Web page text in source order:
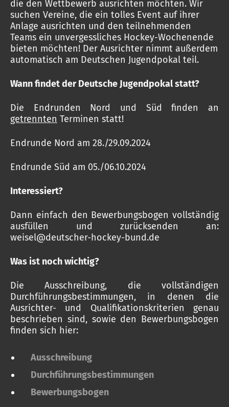
die den Wettbewerb ausrichten möchten. Wir
suchen Vereine, die ein tolles Event auf ihrer
Anlage ausrichten und den teilnehmenden
Teams ein unvergessliches Hockey-Wochenende
bieten möchten! Der Ausrichter nimmt außerdem
automatisch am Deutschen Jugendpokal teil.
Wann findet der Deutsche Jugendpokal statt?
Die Endrunden Nord und Süd finden an
getrennten Terminen statt!
Endrunde Nord am 28./29.09.2024
Endrunde Süd am 05./06.10.2024
Interessiert?
Dann einfach den Bewerbungsbogen vollständig
ausfüllen und zurücksenden an:
weisel@deutscher-hockey-bund.de
Was ist noch wichtig?
Die Ausschreibung, die vollständigen
Durchführungsbestimmungen, in denen die
Ausrichter- und Qualifikationskriterien genau
beschrieben sind, sowie den Bewerbungsbogen
finden sich hier:
Ausschreibung
Durchführungsbestimmungen
Bewerbungsbogen